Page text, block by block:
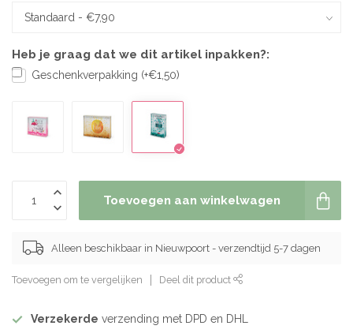
Heb je graag dat we dit artikel inpakken?:
Geschenkverpakking (+€1,50)
Toevoegen aan winkelwagen
Alleen beschikbaar in Nieuwpoort - verzendtijd 5-7 dagen
Toevoegen om te vergelijken Deel dit product
Verzekerde verzending met DPD en DHL